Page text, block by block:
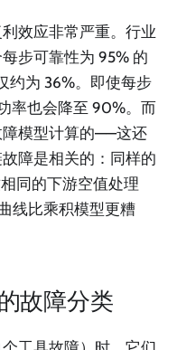
效应非常严重。行业
步可靠性为 95% 的
约为 36%。即使每步
率也会降至 90%。而
障模型计算的——这还
障是相关的：同样的
同的下游空值处理
线比乘积模型更糟
故障分类